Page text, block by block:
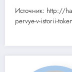
Источник: http://
pervye-v-istorii-